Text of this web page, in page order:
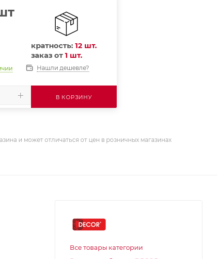
кратность: 12 шт.
заказ от 1 шт.
Нашли дешевле?
В КОРЗИНУ
и может отличаться от цен в розничных магазинах
Все товары категории